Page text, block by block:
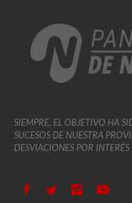
SIEMPRE, EL OBJETIVO HA
SUCESOS DE NUESTRA
DESVIACIONES POR INTERÉS